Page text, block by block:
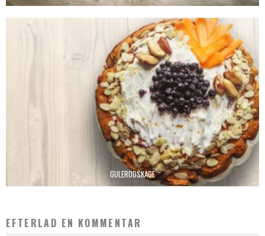
GULERODSKAGE
EFTERLAD EN KOMMENTAR